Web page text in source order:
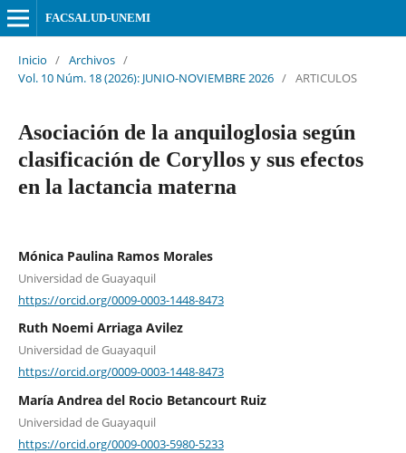
FACSALUD-UNEMI
Inicio / Archivos /
Vol. 10 Núm. 18 (2026): JUNIO-NOVIEMBRE 2026 / ARTICULOS
Asociación de la anquiloglosia según
clasificación de Coryllos y sus efectos
en la lactancia materna
Mónica Paulina Ramos Morales
Universidad de Guayaquil
https://orcid.org/0009-0003-1448-8473
Ruth Noemi Arriaga Avilez
Universidad de Guayaquil
https://orcid.org/0009-0003-1448-8473
María Andrea del Rocio Betancourt Ruiz
Universidad de Guayaquil
https://orcid.org/0009-0003-5980-5233